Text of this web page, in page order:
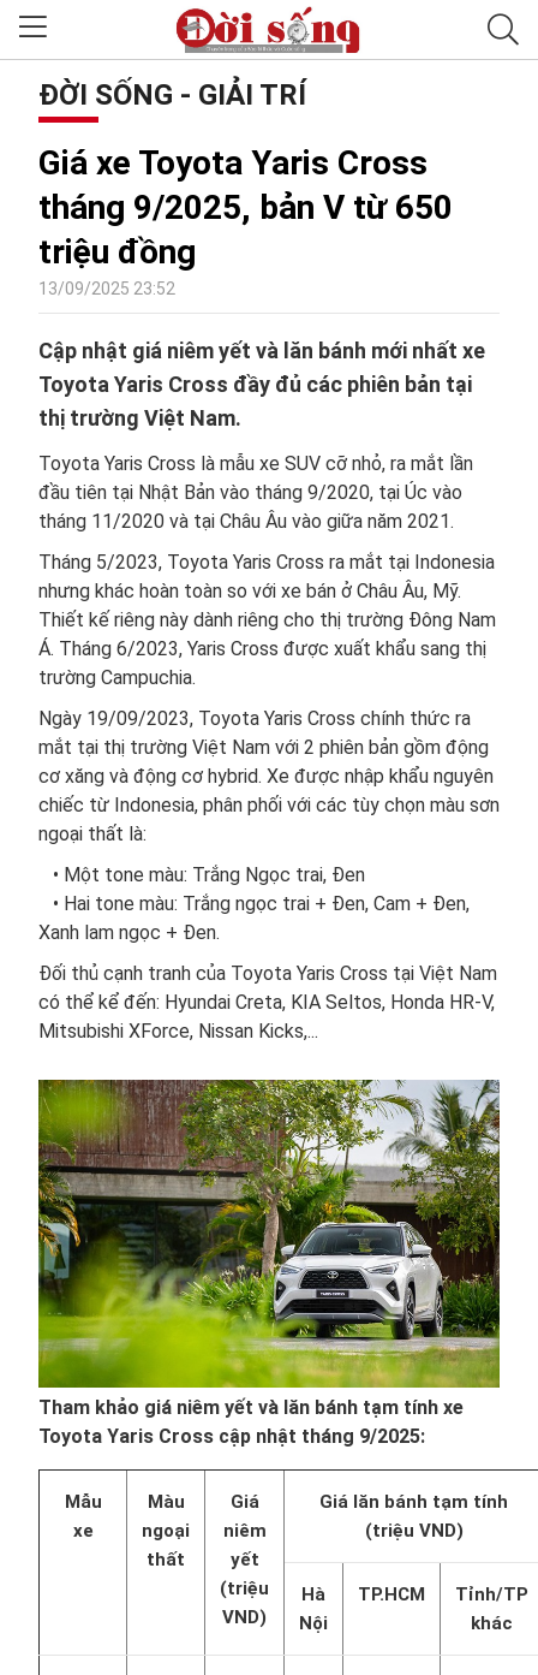
ĐỜI SỐNG - GIẢI TRÍ
Giá xe Toyota Yaris Cross
tháng 9/2025, bản V từ 650
triệu đồng
13/09/2025 23:52
Cập nhật giá niêm yết và lăn bánh mới nhất xe
Toyota Yaris Cross đầy đủ các phiên bản tại
thị trường Việt Nam.
Toyota Yaris Cross là mẫu xe SUV cỡ nhỏ, ra mắt lần
đầu tiên tại Nhật Bản vào tháng 9/2020, tại Úc vào
tháng 11/2020 và tại Châu Âu vào giữa năm 2021.
Tháng 5/2023, Toyota Yaris Cross ra mắt tại Indonesia
nhưng khác hoàn toàn so với xe bán ở Châu Âu, Mỹ.
Thiết kế riêng này dành riêng cho thị trường Đông Nam
Á. Tháng 6/2023, Yaris Cross được xuất khẩu sang thị
trường Campuchia.
Ngày 19/09/2023, Toyota Yaris Cross chính thức ra
mắt tại thị trường Việt Nam với 2 phiên bản gồm động
cơ xăng và động cơ hybrid. Xe được nhập khẩu nguyên
chiếc từ Indonesia, phân phối với các tùy chọn màu sơn
ngoại thất là:
• Một tone màu: Trắng Ngọc trai, Đen
• Hai tone màu: Trắng ngọc trai + Đen, Cam + Đen,
Xanh lam ngọc + Đen.
Đối thủ cạnh tranh của Toyota Yaris Cross tại Việt Nam
có thể kể đến: Hyundai Creta, KIA Seltos, Honda HR-V,
Mitsubishi XForce, Nissan Kicks,...
Tham khảo giá niêm yết và lăn bánh tạm tính xe
Toyota Yaris Cross cập nhật tháng 9/2025:
Mẫu
xe
Màu
ngoại
thất
Giá
niêm
yết
(triệu
VND)
Giá lăn bánh tạm tính
(triệu VND)
Hà
Nội
TP.HCM
Tỉnh/TP
khác